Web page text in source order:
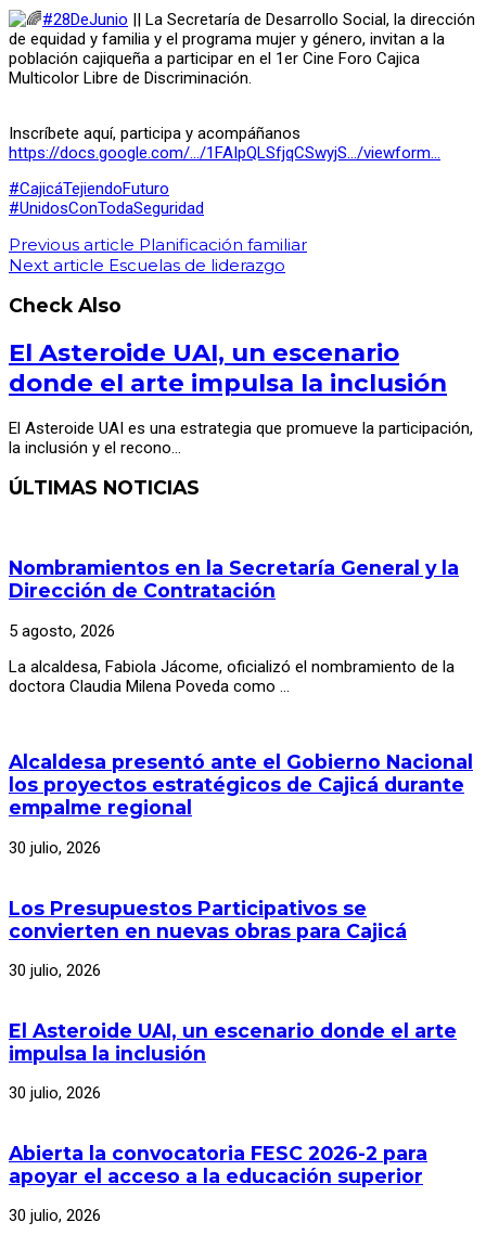
#28DeJunio || La Secretaría de Desarrollo Social, la dirección
de equidad y familia y el programa mujer y género, invitan a la
población cajiqueña a participar en el 1er Cine Foro Cajica
Multicolor Libre de Discriminación.
Inscríbete aquí, participa y acompáñanos
https://docs.google.com/…/1FAIpQLSfjqCSwyjS…/viewform…
#CajicáTejiendoFuturo
#UnidosConTodaSeguridad
Previous article Planificación familiar
Next article Escuelas de liderazgo
Check Also
El Asteroide UAI, un escenario
donde el arte impulsa la inclusión
El Asteroide UAI es una estrategia que promueve la participación,
la inclusión y el recono…
ÚLTIMAS NOTICIAS
Nombramientos en la Secretaría General y la
Dirección de Contratación
5 agosto, 2026
La alcaldesa, Fabiola Jácome, oficializó el nombramiento de la
doctora Claudia Milena Poveda como …
Alcaldesa presentó ante el Gobierno Nacional
los proyectos estratégicos de Cajicá durante
empalme regional
30 julio, 2026
Los Presupuestos Participativos se
convierten en nuevas obras para Cajicá
30 julio, 2026
El Asteroide UAI, un escenario donde el arte
impulsa la inclusión
30 julio, 2026
Abierta la convocatoria FESC 2026-2 para
apoyar el acceso a la educación superior
30 julio, 2026